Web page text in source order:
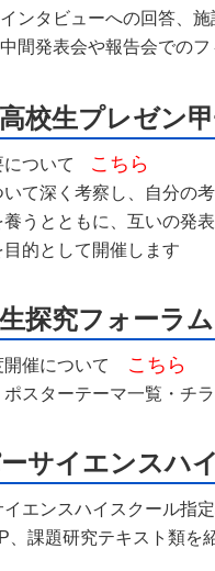
ンタビューへの回答、
間発表会や報告会での
高校生プレゼン
ついて こちら
て深く考察し、自分の
うとともに、互いの発
目的として開催します
生探究フォーラ
開催について こちら
ポスターテーマ一覧・チ
サイエンスハ
イエンスハイスクール指
、課題研究テキスト類を